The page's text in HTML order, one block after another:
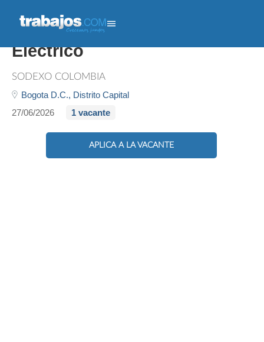
Líder De Mantenimiento
Eléctrico
SODEXO COLOMBIA
Bogota D.C., Distrito Capital
27/06/2026
1 vacante
APLICA A LA VACANTE